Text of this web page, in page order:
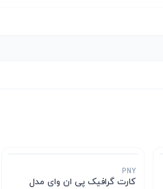
PNY
کارت گرافیک پی ان وای مدل